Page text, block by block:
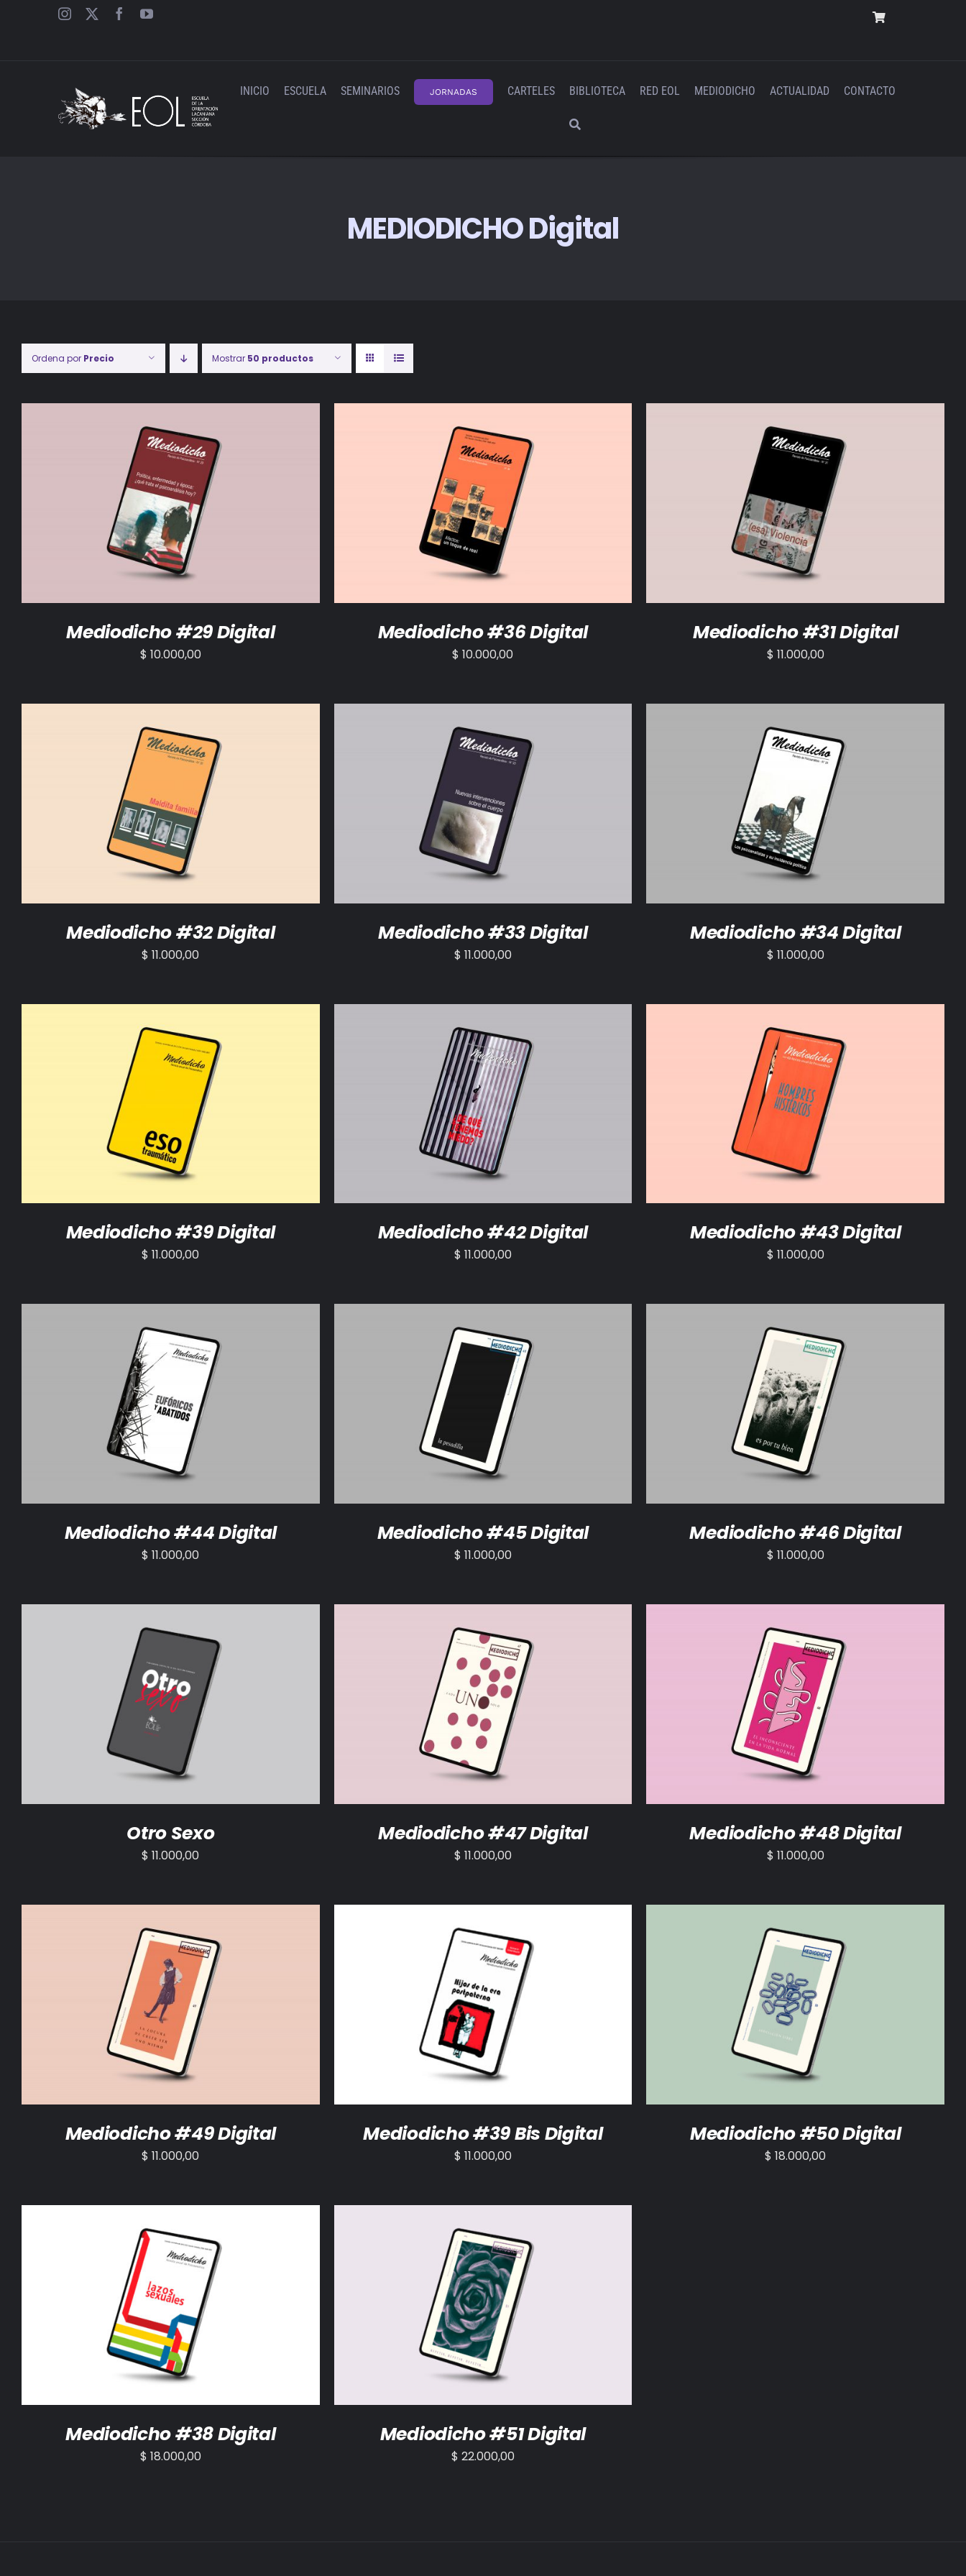
INICIO ESCUELA SEMINARIOS JORNADAS CARTELES BIBLIOTECA RED EOL MEDIODICHO ACTUALIDAD CONTACTO
MEDIODICHO Digital
Ordena por Precio Mostrar 50 productos
AÑADIR AL CARRITO /
Mediodicho #29 Digital
$ 10.000,00
AÑADIR AL CARRITO /
Mediodicho #36 Digital
$ 10.000,00
AÑADIR AL CARRITO
Mediodicho #31 Digital
$ 11.000,00
AÑADIR AL CARRITO /
Mediodicho #32 Digital
$ 11.000,00
AÑADIR AL CARRITO /
Mediodicho #33 Digital
$ 11.000,00
AÑADIR AL CARRITO /
Mediodicho #34 Digital
$ 11.000,00
AÑADIR AL CARRITO /
Mediodicho #39 Digital
$ 11.000,00
AÑADIR AL CARRITO /
Mediodicho #42 Digital
$ 11.000,00
AÑADIR AL CARRITO /
Mediodicho #43 Digital
$ 11.000,00
AÑADIR AL CARRITO /
Mediodicho #44 Digital
$ 11.000,00
AÑADIR AL CARRITO /
Mediodicho #45 Digital
$ 11.000,00
AÑADIR AL CARRITO /
Mediodicho #46 Digital
$ 11.000,00
AÑADIR AL CARRITO /
Otro Sexo
$ 11.000,00
AÑADIR AL CARRITO /
Mediodicho #47 Digital
$ 11.000,00
AÑADIR AL CARRITO /
Mediodicho #48 Digital
$ 11.000,00
AÑADIR AL CARRITO /
Mediodicho #49 Digital
$ 11.000,00
AÑADIR AL CARRITO /
Mediodicho #39 Bis Digital
$ 11.000,00
AÑADIR AL CARRITO /
Mediodicho #50 Digital
$ 18.000,00
AÑADIR AL CARRITO /
Mediodicho #38 Digital
$ 18.000,00
AÑADIR AL CARRITO /
Mediodicho #51 Digital
$ 22.000,00